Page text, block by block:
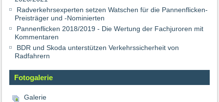
Radverkehrsexperten setzen Watschen für die Pannenflicken-
Preisträger und -Nominierten
Pannenflicken 2018/2019 - Die Wertung der Fachjuroren mit
Kommentaren
BDR und Skoda unterstützen Verkehrssicherheit von
Radfahrern
Fotogalerie
Galerie